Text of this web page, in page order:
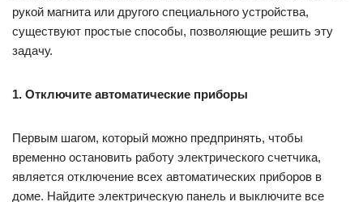
рукой магнита или другого специального устройства,
существуют простые способы, позволяющие решить эту
задачу.
1. Отключите автоматические приборы
Первым шагом, который можно предпринять, чтобы
временно остановить работу электрического счетчика,
является отключение всех автоматических приборов в
доме. Найдите электрическую панель и выключите все